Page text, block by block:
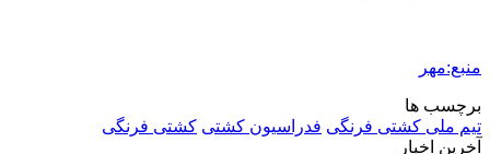
منبع:مهر
برچسب ها
تیم ملی کشتی فرنگی فدراسیون کشتی کشتی فرنگی
آخرین اخبار